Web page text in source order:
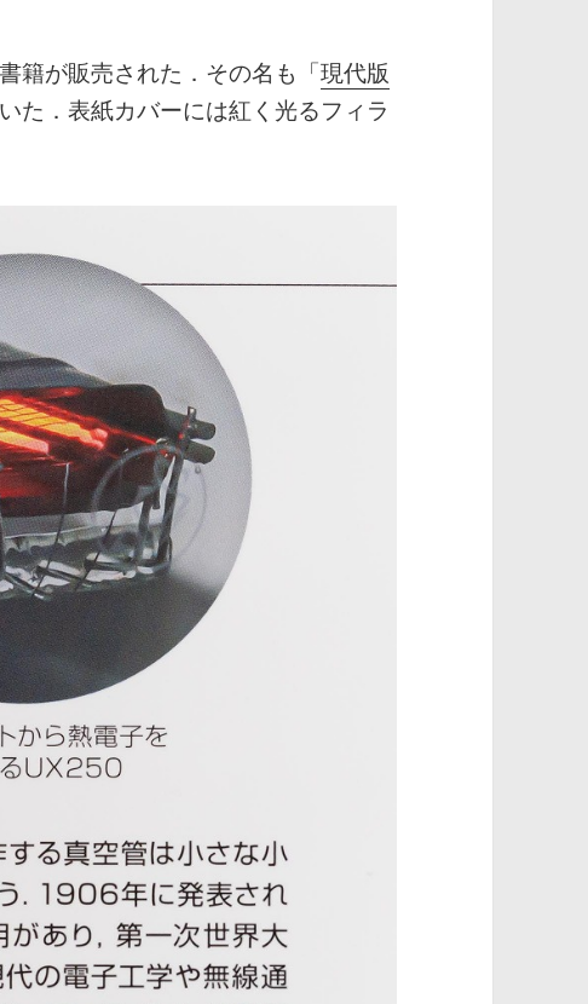
籍が販売された．その名も「現代版
た．表紙カバーには紅く光るフィラ